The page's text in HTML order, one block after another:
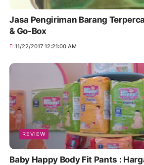
Jasa Pengiriman Barang
& Go-Box
11/22/2017 12:21:00 AM
REVIEW
Baby Happy Body Fit Pants :